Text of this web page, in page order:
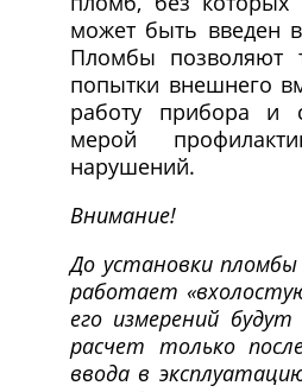
может быть введен
Пломбы позволяют
попытки внешнего
работу прибора и
мерой
нарушений.
Внимание!
До установки
работает
его измерений
расчет только
ввода в